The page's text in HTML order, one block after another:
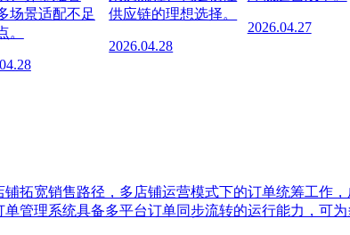
场景适配不足
。
供应链的理想选择。
2026.04.28
2026.04.27
拓宽销售路径，多店铺运营模式下的订单统筹工作
管理系统具备多平台订单同步流转的运行能力，可